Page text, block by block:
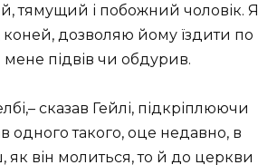
тямущий і побожний чоловік. Я
дозволяю йому їздити по
мене підвів чи обдурив.
сказав Гейлі, підкріплюючи
одного такого, оце недавно, в
як він молиться, то й до церкви